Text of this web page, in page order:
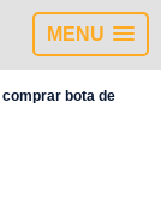
MENU
comprar bota de